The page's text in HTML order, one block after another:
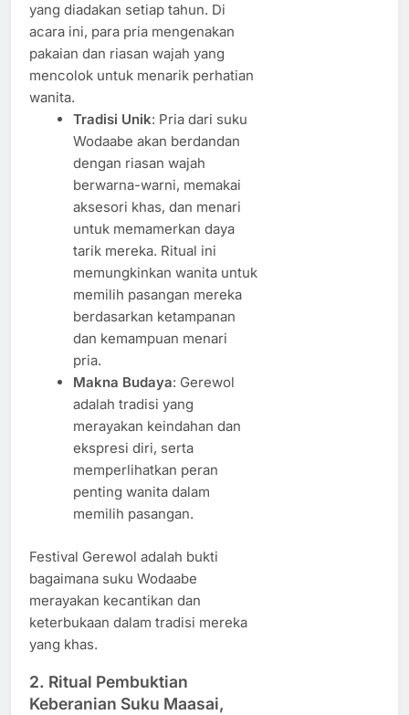
yang diadakan setiap tahun. Di
acara ini, para pria mengenakan
pakaian dan riasan wajah yang
mencolok untuk menarik perhatian
wanita.
Tradisi Unik: Pria dari suku
Wodaabe akan berdandan
dengan riasan wajah
berwarna-warni, memakai
aksesori khas, dan menari
untuk memamerkan daya
tarik mereka. Ritual ini
memungkinkan wanita untuk
memilih pasangan mereka
berdasarkan ketampanan
dan kemampuan menari
pria.
Makna Budaya: Gerewol
adalah tradisi yang
merayakan keindahan dan
ekspresi diri, serta
memperlihatkan peran
penting wanita dalam
memilih pasangan.
Festival Gerewol adalah bukti
bagaimana suku Wodaabe
merayakan kecantikan dan
keterbukaan dalam tradisi mereka
yang khas.
2. Ritual Pembuktian
Keberanian Suku Maasai,